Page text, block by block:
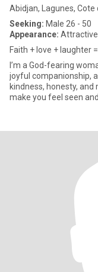
Abidjan, Lagunes, Cote
Seeking: Male 26 - 50
Appearance: Attractive
Faith + love + laughter
I’m a God-fearing
joyful companionship,
kindness, honesty,